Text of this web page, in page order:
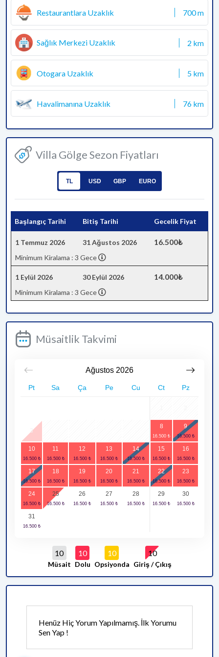
Restaurantlara Uzaklık 700 m
Sağlık Merkezi Uzaklık 2 km
Otogara Uzaklık 5 km
Havalimanına Uzaklık 76 km
Villa Gölge Sezon Fiyatları
TL USD GBP EURO
Başlangıç Tarihi Bitiş Tarihi Gecelik Fiyat
1 Temmuz 2026 31 Ağustos 2026 16.500₺
Minimum Kiralama : 3 Gece
1 Eylül 2026 30 Eylül 2026 14.000₺
Minimum Kiralama : 3 Gece
Müsaitlik Takvimi
Ağustos 2026
Pt Sa Ça Pe Cu Ct Pz
3
8 9
10 11 12 13 14 15 16
17 18 19 20 21 22 23
24 25 26 27 28 29 30
31
10
Müsait
10
Dolu
10
Opsiyonda
10
Giriş / Çıkış
Henüz Hiç Yorum Yapılmamış. İlk Yorumu
Sen Yap !